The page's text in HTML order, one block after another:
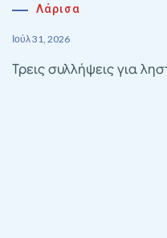
Λάρισα
Ιούλ 31, 2026
Τρεις συλλήψεις για